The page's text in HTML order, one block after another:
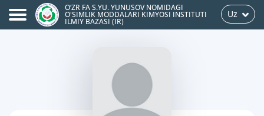
O‘ZR FA S.YU. YUNUSOV NOMIDAGI
OʻSIMLIK MODDALARI KIMYOSI INSTITUTI
ILMIY BAZASI (IR)
Uz